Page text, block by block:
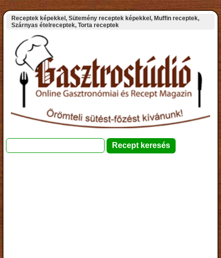
Receptek képekkel, Sütemény receptek képekkel, Muffin receptek,
Szárnyas ételreceptek, Torta receptek